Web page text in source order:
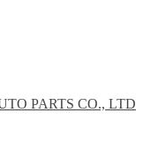
PARTS CO., LTD